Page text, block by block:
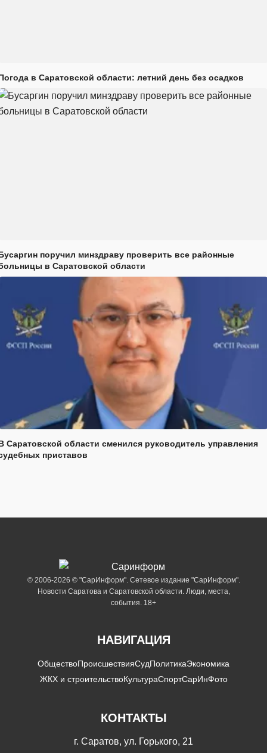
в Саратовской области: летний день без осадков
поручил минздраву проверить все районные
в Саратовской области
Саратовской области сменился руководитель управления
приставов
© 2006-2026 © "СарИнформ". Сетевое издание "СарИнформ".
Новости Саратова и Саратовской области. Люди, места,
события. 18+
НАВИГАЦИЯ
ОбществоПроисшествияСудПолитикаЭкономика
ЖКХ и строительствоКультураСпортСарИнФото
КОНТАКТЫ
г. Саратов, ул. Горького, 21